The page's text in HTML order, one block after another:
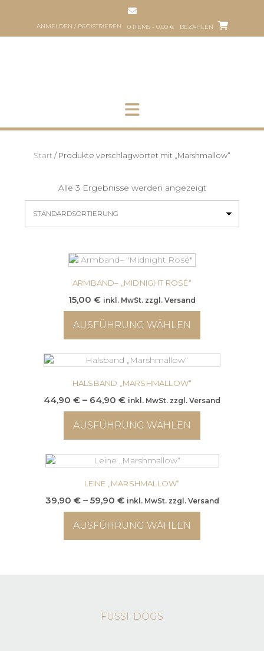
ANMELDEN / REGISTRIEREN 0 ITEMS - 0,00 € BEZAHLEN
Start / Produkte verschlagwortet mit „Marshmallow“
Alle 3 Ergebnisse werden angezeigt
ARMBAND– „MIDNIGHT ROSÉ“
15,00 € inkl. MwSt. zzgl. Versand
AUSFÜHRUNG WÄHLEN
Produkt
weist
mehrere
auf.
Die
Optionen
auf
der
Produktseite
werden
HALSBAND „MARSHMALLOW“
44,90 € – 64,90 €Preisspanne:
44,90 €
bis
64,90 €
inkl. MwSt. zzgl. Versand
AUSFÜHRUNG WÄHLEN
Produkt
weist
mehrere
auf.
Die
Optionen
LEINE „MARSHMALLOW“
39,90 € – 59,90 €Preisspanne:
39,90 €
bis
59,90 €
inkl. MwSt. zzgl. Versand
AUSFÜHRUNG WÄHLEN
Die
FUSSI-DOGS